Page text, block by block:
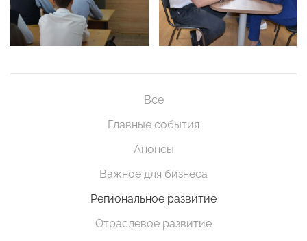
Все
Главные события
Анонсы
Важное для бизнеса
Региональное развитие
Отраслевое развитие